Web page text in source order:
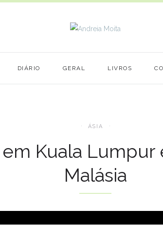
DIÁRIO GERAL LIVROS
ÁSIA
Kuala Lumpur
Malásia